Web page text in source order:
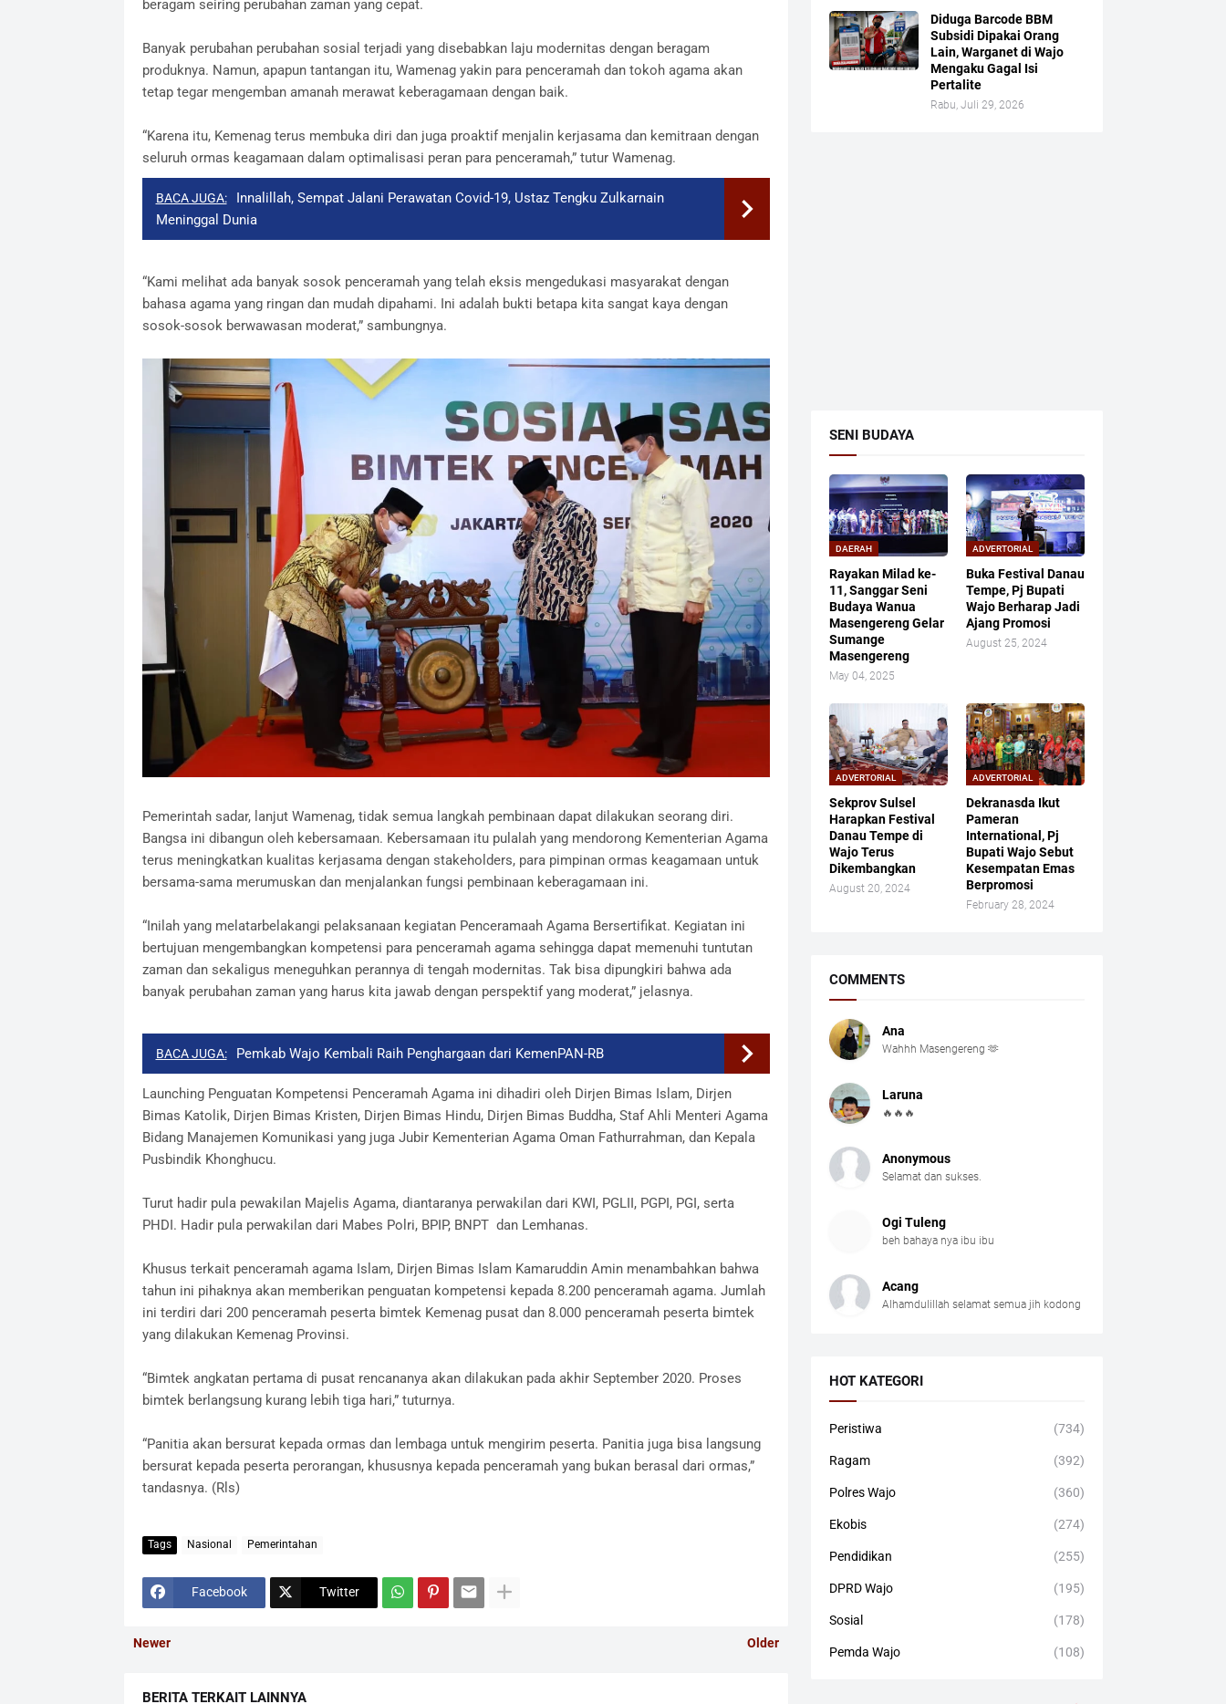
beragam seiring perubahan zaman yang cepat.
Banyak perubahan perubahan sosial terjadi yang disebabkan laju modernitas dengan beragam
produknya. Namun, apapun tantangan itu, Wamenag yakin para penceramah dan tokoh agama akan
tetap tegar mengemban amanah merawat keberagamaan dengan baik.
“Karena itu, Kemenag terus membuka diri dan juga proaktif menjalin kerjasama dan kemitraan dengan
seluruh ormas keagamaan dalam optimalisasi peran para penceramah,” tutur Wamenag.
BACA JUGA:
Innalillah, Sempat Jalani Perawatan Covid-19, Ustaz Tengku Zulkarnain
Meninggal Dunia
“Kami melihat ada banyak sosok penceramah yang telah eksis mengedukasi masyarakat dengan
bahasa agama yang ringan dan mudah dipahami. Ini adalah bukti betapa kita sangat kaya dengan
sosok-sosok berwawasan moderat,” sambungnya.
Pemerintah sadar, lanjut Wamenag, tidak semua langkah pembinaan dapat dilakukan seorang diri.
Bangsa ini dibangun oleh kebersamaan. Kebersamaan itu pulalah yang mendorong Kementerian Agama
terus meningkatkan kualitas kerjasama dengan stakeholders, para pimpinan ormas keagamaan untuk
bersama-sama merumuskan dan menjalankan fungsi pembinaan keberagamaan ini.
“Inilah yang melatarbelakangi pelaksanaan kegiatan Penceramaah Agama Bersertifikat. Kegiatan ini
bertujuan mengembangkan kompetensi para penceramah agama sehingga dapat memenuhi tuntutan
zaman dan sekaligus meneguhkan perannya di tengah modernitas. Tak bisa dipungkiri bahwa ada
banyak perubahan zaman yang harus kita jawab dengan perspektif yang moderat,” jelasnya.
BACA JUGA: Pemkab Wajo Kembali Raih Penghargaan dari KemenPAN-RB
Launching Penguatan Kompetensi Penceramah Agama ini dihadiri oleh Dirjen Bimas Islam, Dirjen
Bimas Katolik, Dirjen Bimas Kristen, Dirjen Bimas Hindu, Dirjen Bimas Buddha, Staf Ahli Menteri Agama
Bidang Manajemen Komunikasi yang juga Jubir Kementerian Agama Oman Fathurrahman, dan Kepala
Pusbindik Khonghucu.
Turut hadir pula pewakilan Majelis Agama, diantaranya perwakilan dari KWI, PGLII, PGPI, PGI, serta
PHDI. Hadir pula perwakilan dari Mabes Polri, BPIP, BNPT dan Lemhanas.
Khusus terkait penceramah agama Islam, Dirjen Bimas Islam Kamaruddin Amin menambahkan bahwa
tahun ini pihaknya akan memberikan penguatan kompetensi kepada 8.200 penceramah agama. Jumlah
ini terdiri dari 200 penceramah peserta bimtek Kemenag pusat dan 8.000 penceramah peserta bimtek
yang dilakukan Kemenag Provinsi.
“Bimtek angkatan pertama di pusat rencananya akan dilakukan pada akhir September 2020. Proses
bimtek berlangsung kurang lebih tiga hari,” tuturnya.
“Panitia akan bersurat kepada ormas dan lembaga untuk mengirim peserta. Panitia juga bisa langsung
bersurat kepada peserta perorangan, khususnya kepada penceramah yang bukan berasal dari ormas,”
tandasnya. (Rls)
Tags Nasional Pemerintahan
Facebook Twitter
Newer Older
BERITA TERKAIT LAINNYA
Diduga Barcode BBM
Subsidi Dipakai Orang
Lain, Warganet di Wajo
Mengaku Gagal Isi
Pertalite
Rabu, Juli 29, 2026
SENI BUDAYA
DAERAH
Rayakan Milad ke-
11, Sanggar Seni
Budaya Wanua
Masengereng Gelar
Sumange
Masengereng
May 04, 2025
ADVERTORIAL
Buka Festival Danau
Tempe, Pj Bupati
Wajo Berharap Jadi
Ajang Promosi
August 25, 2024
ADVERTORIAL
Sekprov Sulsel
Harapkan Festival
Danau Tempe di
Wajo Terus
Dikembangkan
August 20, 2024
ADVERTORIAL
Dekranasda Ikut
Pameran
International, Pj
Bupati Wajo Sebut
Kesempatan Emas
Berpromosi
February 28, 2024
COMMENTS
Ana
Wahhh Masengereng 🫶
Laruna
🔥🔥🔥
Anonymous
Selamat dan sukses.
Ogi Tuleng
beh bahaya nya ibu ibu
Acang
Alhamdulillah selamat semua jih kodong
HOT KATEGORI
Peristiwa (734)
Ragam (392)
Polres Wajo (360)
Ekobis (274)
Pendidikan (255)
DPRD Wajo (195)
Sosial (178)
Pemda Wajo (108)